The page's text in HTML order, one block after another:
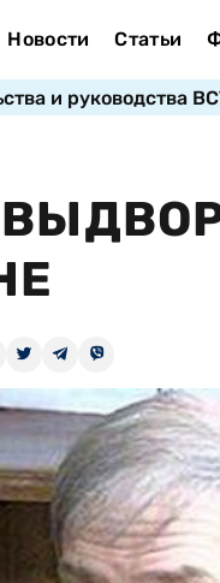
Новости Статьи
и руководства